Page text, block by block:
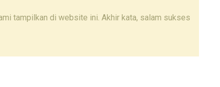
tampilkan di website ini. Akhir kata, salam sukses